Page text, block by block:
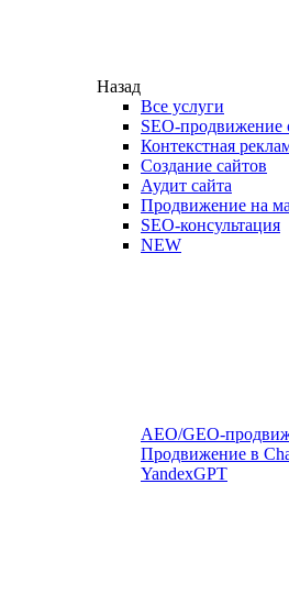
Назад
Все услуги
SEO-продвижение
Контекстная
Создание сайтов
Аудит сайта
Продвижение на
SEO-консультация
NEW
AEO/GEO-
Продвижение в
YandexGPT